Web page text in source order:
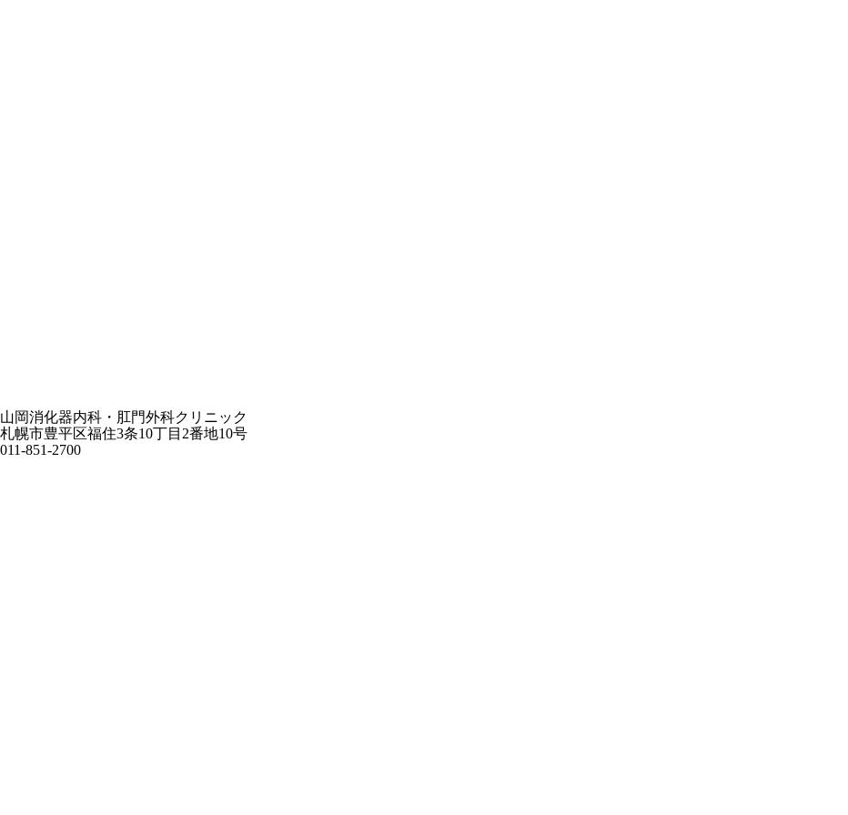
山岡消化器内科・肛門外科クリニック
札幌市豊平区福住3条10丁目2番地10号
011-851-2700